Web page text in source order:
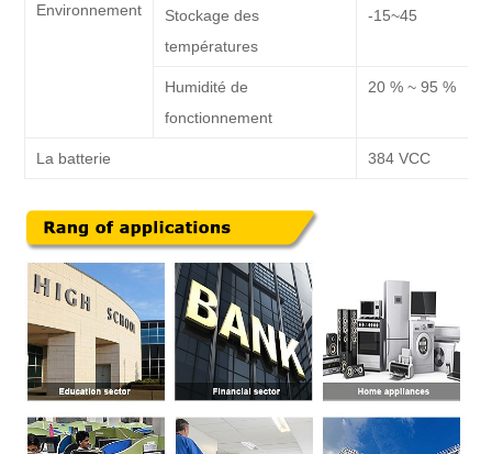
Environnement
Stockage des
températures
-15~45
Humidité de
fonctionnement
20 % ~ 95 %
La batterie 384 VCC